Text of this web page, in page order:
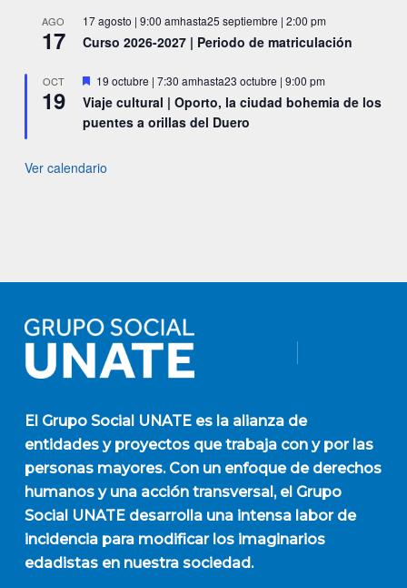
AGO
17
17 agosto | 9:00 amhasta25 septiembre | 2:00 pm
Curso 2026-2027 | Periodo de matriculación
OCT
19
Destacado
19 octubre | 7:30 amhasta23 octubre | 9:00 pm
Viaje cultural | Oporto, la ciudad bohemia de los
puentes a orillas del Duero
Ver calendario
El Grupo Social UNATEes la alianza de
entidades y proyectos que trabaja con y por las
personas mayores. Con un enfoque de derechos
humanos y una acción transversal, el Grupo
Social UNATE desarrolla una intensa labor de
incidencia para modificar los imaginarios
edadistas en nuestra sociedad.